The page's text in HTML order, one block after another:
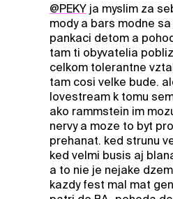
@PEKYja myslim za
mody a bars modne
pankaci detom a
tam ti obyvatelia
celkom tolerantne
tam cosi velke bude.
lovestream k tomu
ako rammstein im
nervy a moze to byt
prehanat. ked strunu
ked velmi busis aj
a to nie je nejake
kazdy fest mal mat